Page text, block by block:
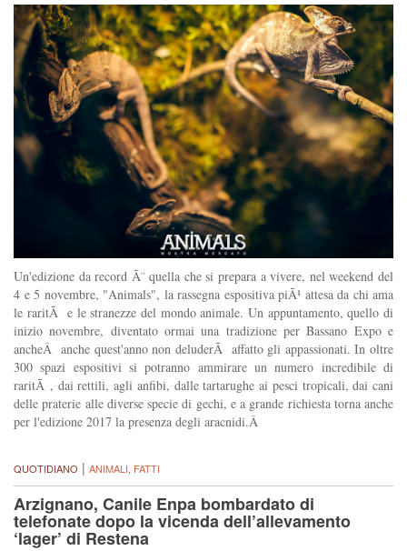
Un'edizione da record Ã¨ quella che si prepara a vivere, nel weekend del
4 e 5 novembre, "Animals", la rassegna espositiva piÃ¹ attesa da chi ama
le raritÃ e le stranezze del mondo animale. Un appuntamento, quello di
inizio novembre, diventato ormai una tradizione per Bassano Expo e
ancheÂ anche quest'anno non deluderÃ affatto gli appassionati. In oltre
300 spazi espositivi si potranno ammirare un numero incredibile di
raritÃ , dai rettili, agli anfibi, dalle tartarughe ai pesci tropicali, dai cani
delle praterie alle diverse specie di gechi, e a grande richiesta torna anche
per l'edizione 2017 la presenza degli aracnidi.Â
QUOTIDIANO | ANIMALI FATTI
Arzignano, Canile Enpa bombardato di
telefonate dopo la vicenda dell’allevamento
‘lager’ di Restena